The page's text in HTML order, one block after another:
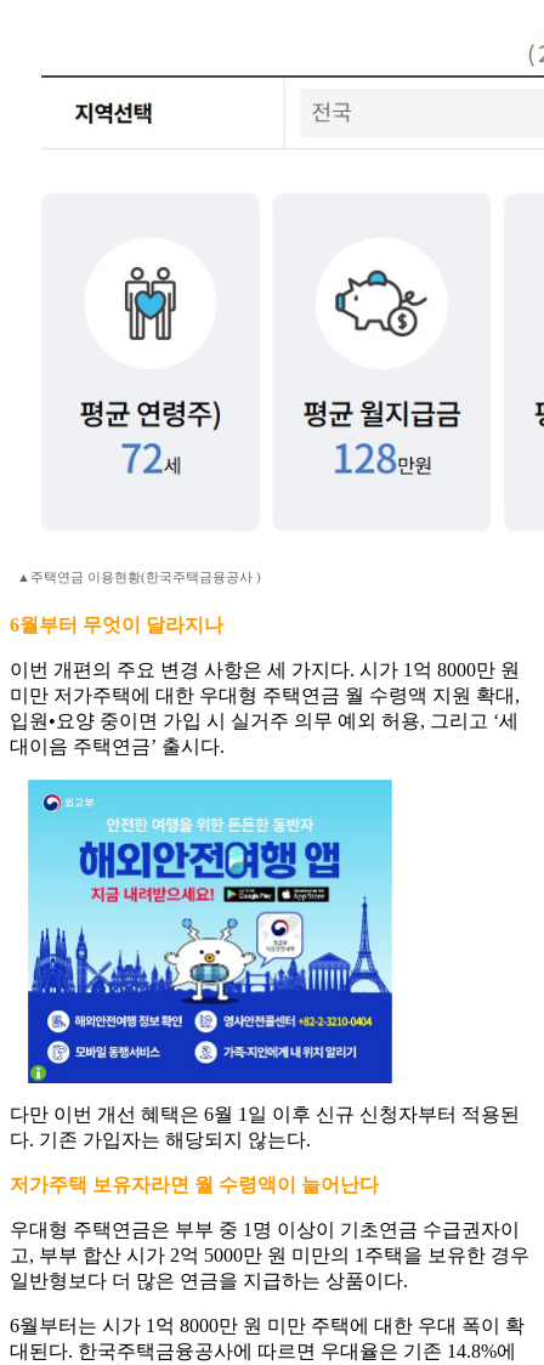
▲주택연금 이용현황(한국주택금융공사 )
6월부터 무엇이 달라지나
이번 개편의 주요 변경 사항은 세 가지다. 시가 1억 8000만 원
미만 저가주택에 대한 우대형 주택연금 월 수령액 지원 확대,
입원•요양 중이면 가입 시 실거주 의무 예외 허용, 그리고 ‘세
대이음 주택연금’ 출시다.
다만 이번 개선 혜택은 6월 1일 이후 신규 신청자부터 적용된
다. 기존 가입자는 해당되지 않는다.
저가주택 보유자라면 월 수령액이 늘어난다
우대형 주택연금은 부부 중 1명 이상이 기초연금 수급권자이
고, 부부 합산 시가 2억 5000만 원 미만의 1주택을 보유한 경우
일반형보다 더 많은 연금을 지급하는 상품이다.
6월부터는 시가 1억 8000만 원 미만 주택에 대한 우대 폭이 확
대된다. 한국주택금융공사에 따르면 우대율은 기존 14.8%에